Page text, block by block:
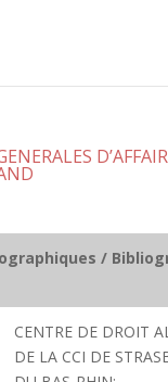
/
CENTRE DE DROIT
DE LA CCI DE